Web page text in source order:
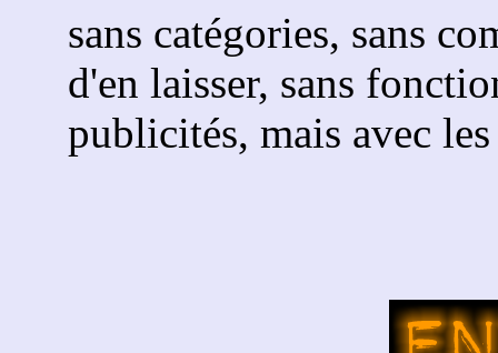
sans catégories, sans
d'en laisser, sans
publicités, mais avec